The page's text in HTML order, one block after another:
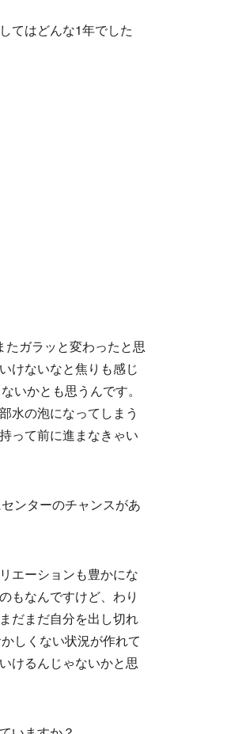
てはどんな1年でした
ガラッと変わったと思
けないなと焦りも感じ
いかとも思うんです。
水の泡になってしまう
って前に進まなきゃい
ンターのチャンスがあ
エーションも豊かにな
もなんですけど、わり
だまだ自分を出し切れ
しくない状況が作れて
けるんじゃないかと思